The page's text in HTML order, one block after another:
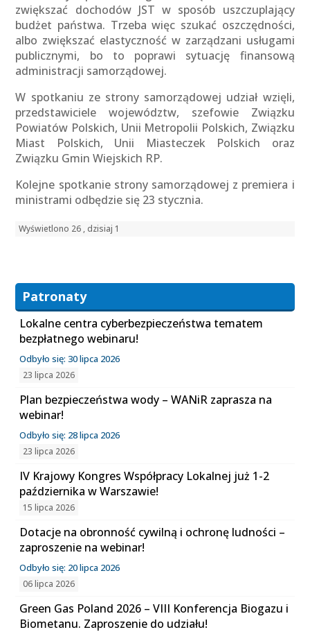
zwiększać dochodów JST w sposób uszczuplający
budżet państwa. Trzeba więc szukać oszczędności,
albo zwiększać elastyczność w zarządzani usługami
publicznymi, bo to poprawi sytuację finansową
administracji samorządowej.
W spotkaniu ze strony samorządowej udział wzięli,
przedstawiciele województw, szefowie Związku
Powiatów Polskich, Unii Metropolii Polskich, Związku
Miast Polskich, Unii Miasteczek Polskich oraz
Związku Gmin Wiejskich RP.
Kolejne spotkanie strony samorządowej z premiera i
ministrami odbędzie się 23 stycznia.
Wyświetlono 26 , dzisiaj 1
Patronaty
Lokalne centra cyberbezpieczeństwa tematem
bezpłatnego webinaru!
Odbyło się: 30 lipca 2026
23 lipca 2026
Plan bezpieczeństwa wody – WANiR zaprasza na
webinar!
Odbyło się: 28 lipca 2026
23 lipca 2026
IV Krajowy Kongres Współpracy Lokalnej już 1-2
października w Warszawie!
15 lipca 2026
Dotacje na obronność cywilną i ochronę ludności –
zaproszenie na webinar!
Odbyło się: 20 lipca 2026
06 lipca 2026
Green Gas Poland 2026 – VIII Konferencja Biogazu i
Biometanu. Zaproszenie do udziału!